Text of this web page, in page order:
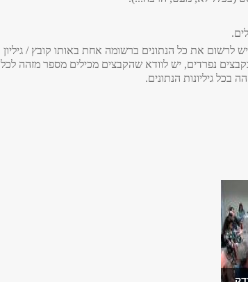
לרשום את כל הנתונים ברשומה אחת באותו קובץ / גיליון
נפרדים, יש לוודא שהקבצים מכילים מספר מזהה לכל
גיליונות הנתונים.